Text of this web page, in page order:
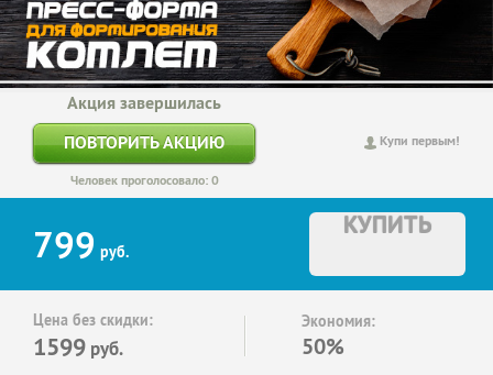
Купи первым!
Акция завершилась
ПОВТОРИТЬ АКЦИЮ
Человек проголосовало: 0
799 руб.
КУПИТЬ
Цена без скидки:
1599 руб.
Экономия:
50%